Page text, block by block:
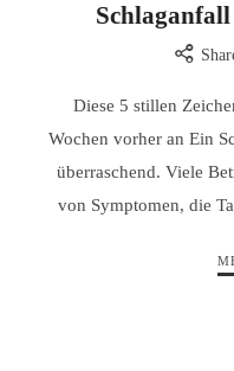
Diese 5 stillen
Wochen vorher an Ein
überraschend. Viele
von Symptomen, die